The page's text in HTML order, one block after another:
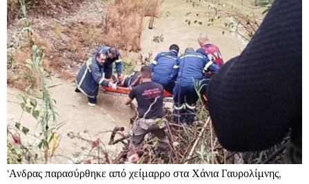
‘Ανδρας παρασύρθηκε από χείμαρρο στα Χάνια Γαυρολίμνης,